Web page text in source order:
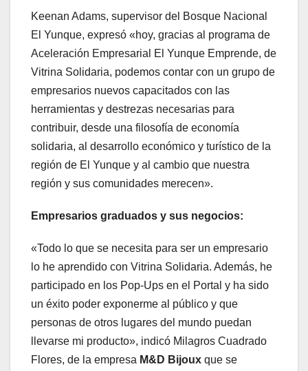
Keenan Adams, supervisor del Bosque Nacional
El Yunque, expresó «hoy, gracias al programa de
Aceleración Empresarial El Yunque Emprende, de
Vitrina Solidaria, podemos contar con un grupo de
empresarios nuevos capacitados con las
herramientas y destrezas necesarias para
contribuir, desde una filosofía de economía
solidaria, al desarrollo económico y turístico de la
región de El Yunque y al cambio que nuestra
región y sus comunidades merecen».
Empresarios graduados y sus negocios:
«Todo lo que se necesita para ser un empresario
lo he aprendido con Vitrina Solidaria. Además, he
participado en los Pop-Ups en el Portal y ha sido
un éxito poder exponerme al público y que
personas de otros lugares del mundo puedan
llevarse mi producto», indicó Milagros Cuadrado
Flores, de la empresa M&D Bijoux que se